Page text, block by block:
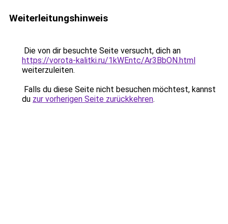
Weiterleitungshinweis
Die von dir besuchte Seite versucht, dich an
https://vorota-kalitki.ru/1kWEntc/Ar3BbON.html
weiterzuleiten.
Falls du diese Seite nicht besuchen möchtest, kannst
du zur vorherigen Seite zurückkehren.